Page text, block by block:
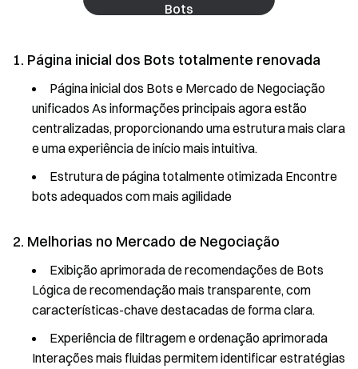
Bots
1. Página inicial dos Bots totalmente renovada
Página inicial dos Bots e Mercado de Negociação
unificados As informações principais agora estão
centralizadas, proporcionando uma estrutura mais clara
e uma experiência de início mais intuitiva.
Estrutura de página totalmente otimizada Encontre
bots adequados com mais agilidade
2. Melhorias no Mercado de Negociação
Exibição aprimorada de recomendações de Bots
Lógica de recomendação mais transparente, com
características-chave destacadas de forma clara.
Experiência de filtragem e ordenação aprimorada
Interações mais fluidas permitem identificar estratégias